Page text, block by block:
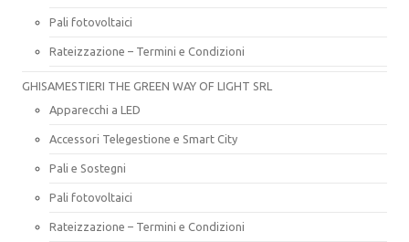
Pali fotovoltaici
Rateizzazione – Termini e Condizioni
GHISAMESTIERI THE GREEN WAY OF LIGHT SRL
Apparecchi a LED
Accessori Telegestione e Smart City
Pali e Sostegni
Pali fotovoltaici
Rateizzazione – Termini e Condizioni